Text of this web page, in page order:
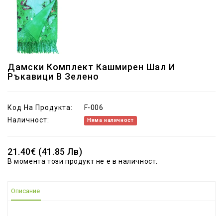
Дамски Комплект Кашмирен Шал И
Ръкавици В Зелено
Код На Продукта:
F-006
Наличност:
Няма наличност
21.40€ (41.85 Лв)
В момента този продукт не е в наличност.
Описание